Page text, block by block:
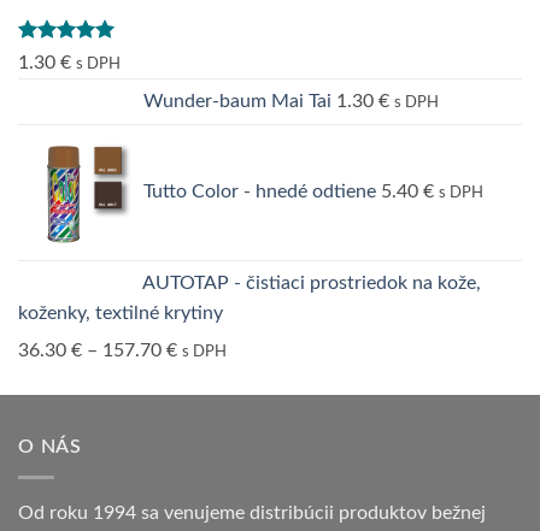
Hodnotenie
1.30 € s DPH
Wunder-baum Mai Tai 1.30 € s DPH
Tutto Color - hnedé odtiene 5.40 € s DPH
AUTOTAP - čistiaci prostriedok na kože,
koženky, textilné krytiny
36.30 € – 157.70 € s DPH
O NÁS
Od roku 1994 sa venujeme distribúcii produktov bežnej